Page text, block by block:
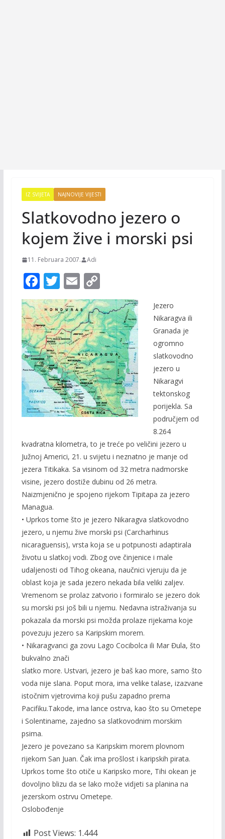
IZ SVIJETA NAJNOVIJE VIJESTI
Slatkovodno jezero o
kojem žive i morski psi
11. Februara 2007. Adi
F
ac
e
b
o
o
k
T
w
itt
er
E
m
ai
l
C
o
p
y
Li
n
k
Jezero
Nikaragva ili
Granada je
ogromno
slatkovodno
jezero u
Nikaragvi
tektonskog
porijekla. Sa
područjem od
8.264
kvadratna kilometra, to je treće po veličini jezero u
Južnoj Americi, 21. u svijetu i neznatno je manje od
jezera Titikaka. Sa visinom od 32 metra nadmorske
visine, jezero dostiže dubinu od 26 metra.
Naizmjenično je spojeno rijekom Tipitapa za jezero
Managua.
• Uprkos tome što je jezero Nikaragva slatkovodno
jezero, u njemu žive morski psi (Carcharhinus
nicaraguensis), vrsta koja se u potpunosti adaptirala
životu u slatkoj vodi. Zbog ove činjenice i male
udaljenosti od Tihog okeana, naučnici vjeruju da je
oblast koja je sada jezero nekada bila veliki zaljev.
Vremenom se prolaz zatvorio i formiralo se jezero dok
su morski psi još bili u njemu. Nedavna istraživanja su
pokazala da morski psi možda prolaze rijekama koje
povezuju jezero sa Karipskim morem.
• Nikaragvanci ga zovu Lago Cocibolca ili Mar Đula, što
bukvalno znači
slatko more. Ustvari, jezero je baš kao more, samo što
voda nije slana. Poput mora, ima velike talase, izazvane
istočnim vjetrovima koji pušu zapadno prema
Pacifiku.Takode, ima lance ostrva, kao što su Ometepe
i Solentiname, zajedno sa slatkovodnim morskim
psima.
Jezero je povezano sa Karipskim morem plovnom
rijekom San Juan. Čak ima prošlost i karipskih pirata.
Uprkos tome što otiče u Karipsko more, Tihi okean je
dovoljno blizu da se lako može vidjeti sa planina na
jezerskom ostrvu Ometepe.
Oslobođenje
Post Views: 1.444